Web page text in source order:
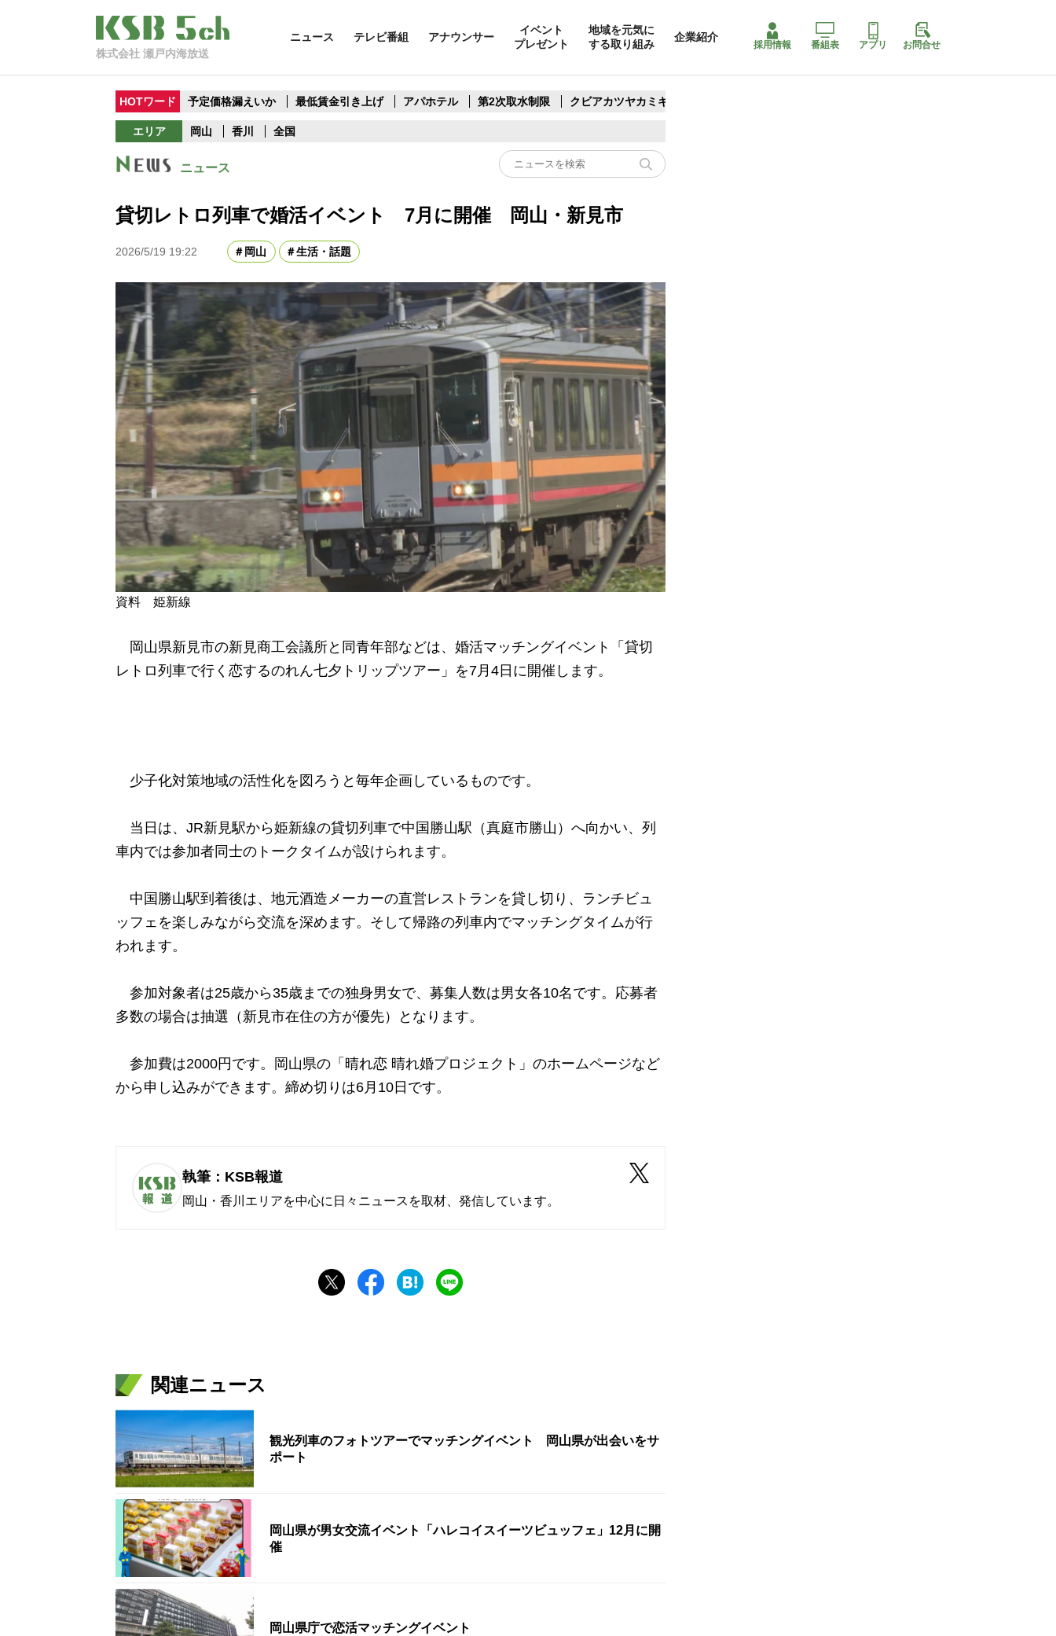
株式会社 瀬戸内海放送
ニュース テレビ番組 アナウンサー
イベント
プレゼント
地域を元気に
する取り組み
企業紹介
採用情報 番組表 アプリ お問合せ
HOTワード 予定価格漏えいか 最低賃金引き上げ アパホテル 第2次取水制限 クビアカツヤカミキリ
エリア 岡山 香川 全国
ニュース
貸切レトロ列車で婚活イベント 7月に開催 岡山・新見市
2026/5/19 19:22 岡山 生活・話題
資料 姫新線
岡山県新見市の新見商工会議所と同青年部などは、婚活マッチングイベント「貸切
レトロ列車で行く恋するのれん七夕トリップツアー」を7月4日に開催します。
少子化対策地域の活性化を図ろうと毎年企画しているものです。
当日は、JR新見駅から姫新線の貸切列車で中国勝山駅（真庭市勝山）へ向かい、列
車内では参加者同士のトークタイムが設けられます。
中国勝山駅到着後は、地元酒造メーカーの直営レストランを貸し切り、ランチビュ
ッフェを楽しみながら交流を深めます。そして帰路の列車内でマッチングタイムが行
われます。
参加対象者は25歳から35歳までの独身男女で、募集人数は男女各10名です。応募者
多数の場合は抽選（新見市在住の方が優先）となります。
参加費は2000円です。岡山県の「晴れ恋 晴れ婚プロジェクト」のホームページなど
から申し込みができます。締め切りは6月10日です。
執筆：KSB報道
岡山・香川エリアを中心に日々ニュースを取材、発信しています。
関連ニュース
観光列車のフォトツアーでマッチングイベント 岡山県が出会いをサ
ポート
岡山県が男女交流イベント「ハレコイスイーツビュッフェ」12月に開
催
岡山県庁で恋活マッチングイベント